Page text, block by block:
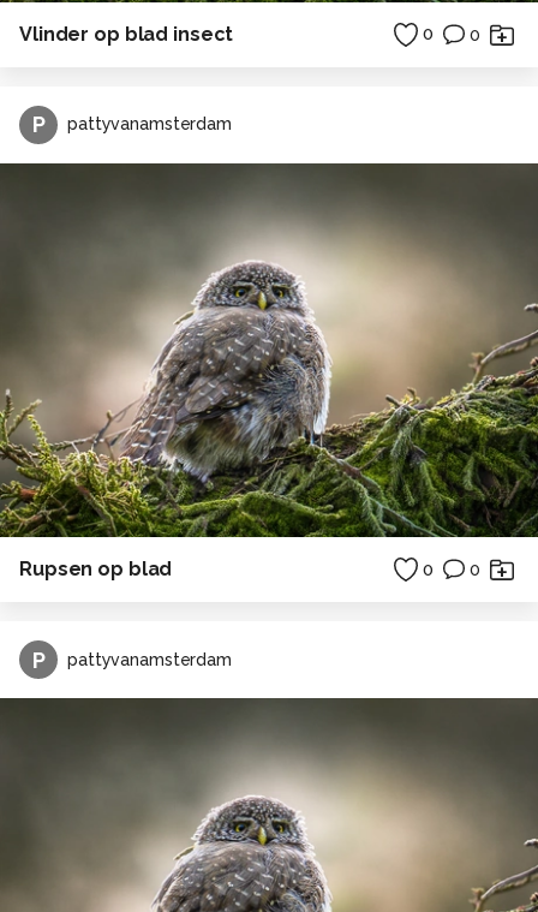
Vlinder op blad insect 0 0
P pattyvanamsterdam
Rupsen op blad 0 0
P pattyvanamsterdam